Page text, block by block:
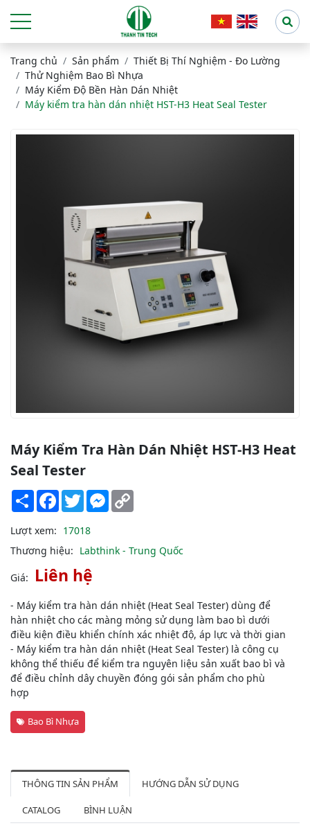
Trang chủ Sản phẩm
Thiết Bị Thí Nghiệm - Đo Lường
Thử Nghiệm Bao Bì Nhựa
Máy Kiểm Độ Bền Hàn Dán Nhiệt
Máy kiểm tra hàn dán nhiệt HST-H3 Heat Seal Tester
Máy Kiểm Tra Hàn Dán Nhiệt HST-H3 Heat
Seal Tester
Share Facebook
TwitterMessenger
Lượt xem: 17018
Thương hiệu: Labthink - Trung Quốc
Giá: Liên hệ
- Máy kiểm tra hàn dán nhiệt (Heat Seal Tester) dùng để
hàn nhiệt cho các màng mỏng sử dụng làm bao bì dưới
điều kiện điều khiển chính xác nhiệt độ, áp lực và thời gian
- Máy kiểm tra hàn dán nhiệt (Heat Seal Tester) là công cụ
không thể thiếu để kiểm tra nguyên liệu sản xuất bao bì và
để điều chỉnh dây chuyền đóng gói sản phẩm cho phù
hợp
Bao Bì Nhựa
THÔNG TIN SẢN PHẨM HƯỚNG DẪN SỬ DỤNG
CATALOG BÌNH LUẬN